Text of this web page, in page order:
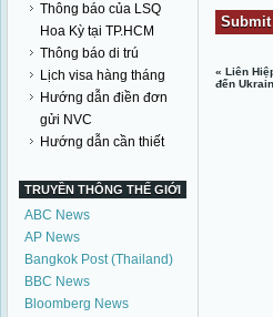
Thông báo của LSQ
Hoa Kỳ tại TP.HCM
Thông báo di trú
Lịch visa hàng tháng
Hướng dẫn điền đơn
gửi NVC
Hướng dẫn cần thiết
TRUYỀN THÔNG THẾ GIỚI
ABC News
AP News
Bangkok Post (Thailand)
BBC News
Bloomberg News
«Liên
đến